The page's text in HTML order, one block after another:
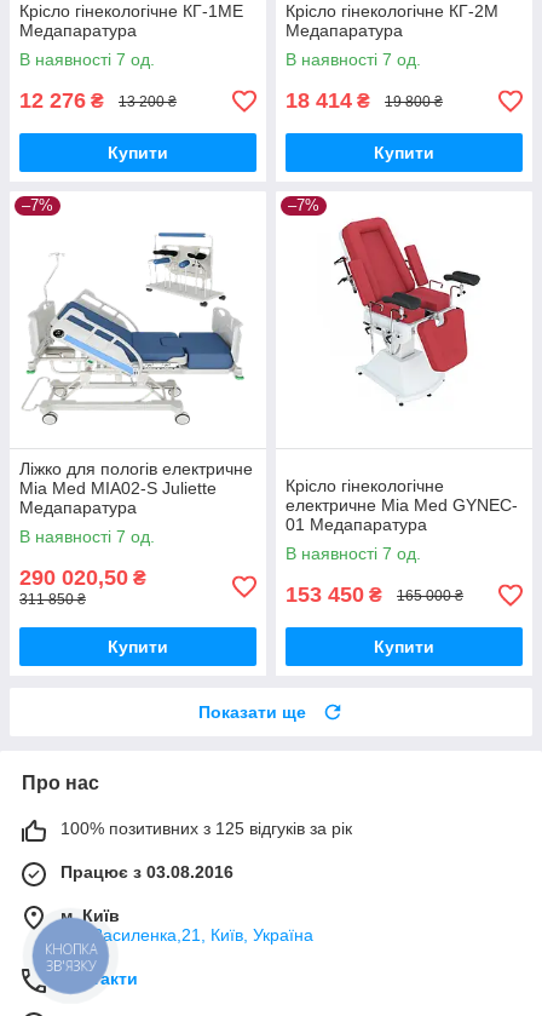
Крісло гінекологічне КГ-1МЕ
Медапаратура
В наявності 7 од.
12 276 ₴ 13 200 ₴
Купити
Крісло гінекологічне КГ-2М
Медапаратура
В наявності 7 од.
18 414 ₴ 19 800 ₴
Купити
–7%
Ліжко для пологів електричне
Mia Med MIA02-S Juliette
Медапаратура
В наявності 7 од.
290 020,50 ₴
311 850 ₴
Купити
–7%
Крісло гінекологічне
електричне Mia Med GYNEC-
01 Медапаратура
В наявності 7 од.
153 450 ₴ 165 000 ₴
Купити
Показати ще
Про нас
100% позитивних з 125 відгуків за рік
Працює з 03.08.2016
м. Київ
вул.Василенка,21, Київ, Україна
Контакти
КНОПКА
ЗВ'ЯЗКУ